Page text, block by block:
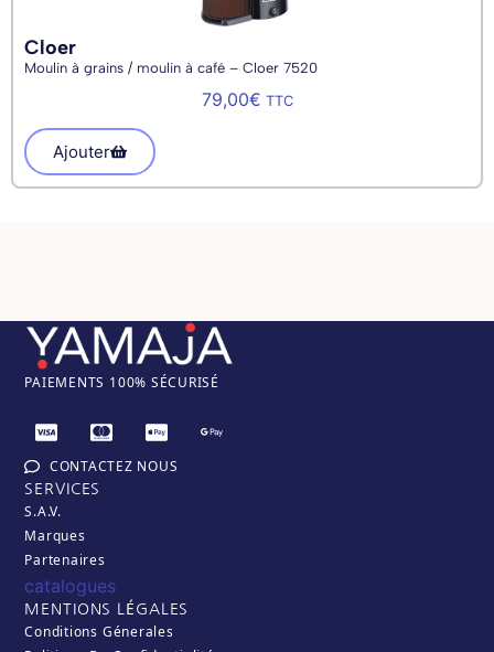
Cloer
Moulin à grains / moulin à café – Cloer 7520
79,00€ TTC
Ajouter
PAIEMENTS 100% SÉCURISÉ
CONTACTEZ NOUS
SERVICES
S.A.V.
Marques
Partenaires
catalogues
MENTIONS LÉGALES
Conditions Génerales